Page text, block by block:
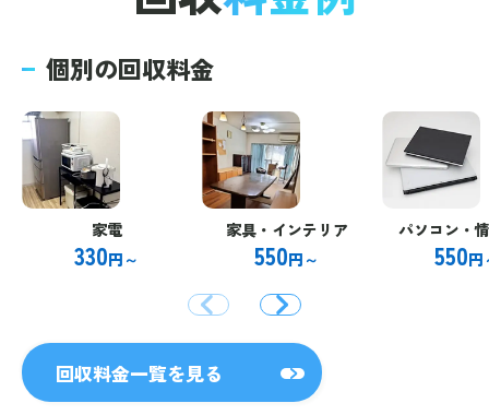
個別の回収料金
家電
330円～
家具・インテリア
550円～
パソコン・
550円
回収料金一覧を見る